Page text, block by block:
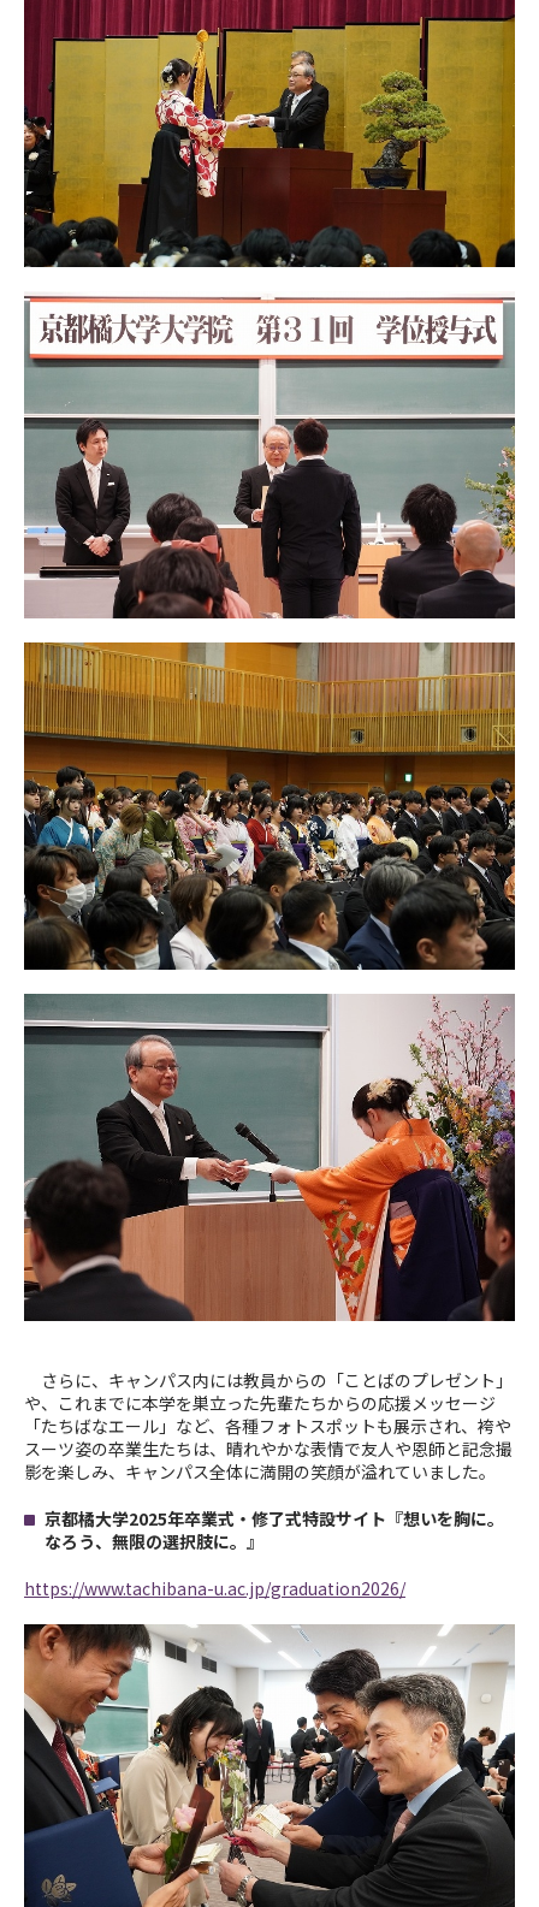
さらに、キャンパス内には教員からの「ことばのプレゼント」
や、これまでに本学を巣立った先輩たちからの応援メッセージ
「たちばなエール」など、各種フォトスポットも展示され、袴や
スーツ姿の卒業生たちは、晴れやかな表情で友人や恩師と記念撮
影を楽しみ、キャンパス全体に満開の笑顔が溢れていました。
京都橘大学2025年卒業式・修了式特設サイト『想いを胸に。
なろう、無限の選択肢に。』
https://www.tachibana-u.ac.jp/graduation2026/